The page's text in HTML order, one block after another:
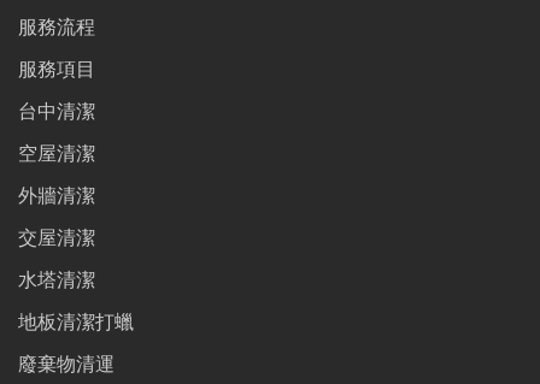
服務流程
服務項目
台中清潔
空屋清潔
外牆清潔
交屋清潔
水塔清潔
地板清潔打蠟
廢棄物清運